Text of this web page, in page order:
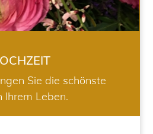
Sie die schönste
Ihrem Leben.